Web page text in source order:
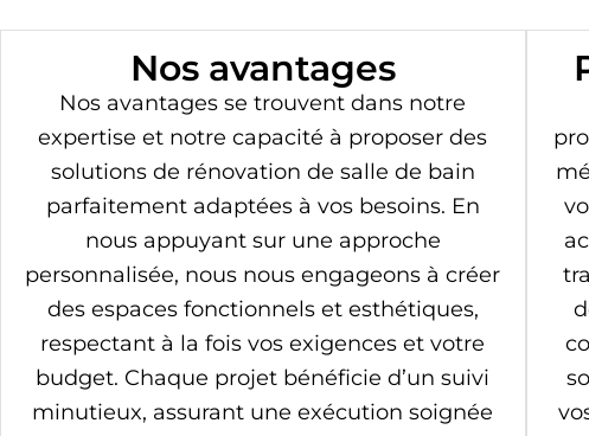
Nos avantages
Nos avantages se trouvent dans notre
expertise et notre capacité à proposer des
solutions de rénovation de salle de bain
parfaitement adaptées à vos besoins. En
nous appuyant sur une approche
personnalisée, nous nous engageons à créer
des espaces fonctionnels et esthétiques,
respectant à la fois vos exigences et votre
budget. Chaque projet bénéficie d’un suivi
minutieux, assurant une exécution soignée